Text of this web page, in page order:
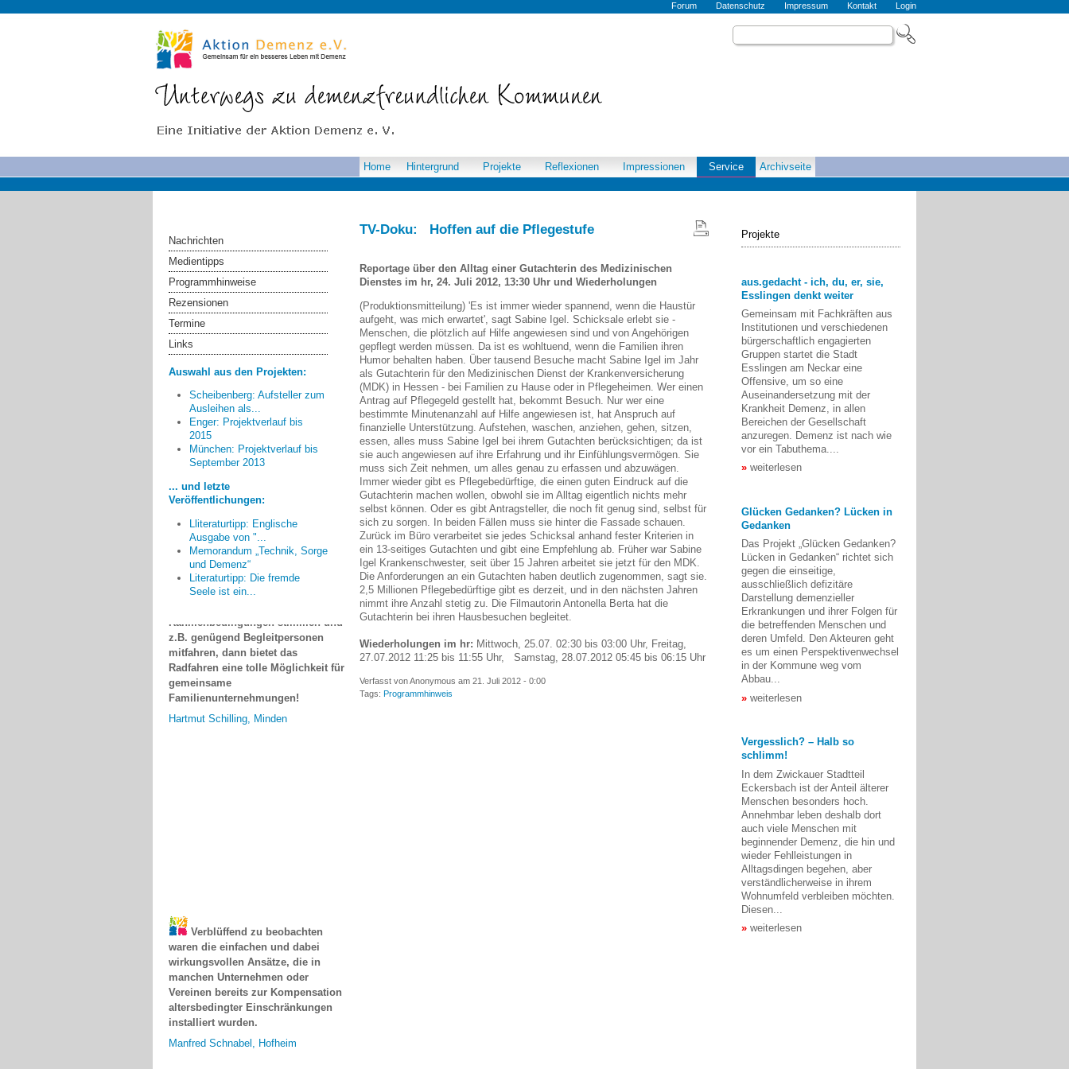
Forum Datenschutz Impressum Kontakt Login
TV-Doku: Hoffen auf die Pflegestufe
Reportage über den Alltag einer Gutachterin des Medizinischen
Dienstes im hr, 24. Juli 2012, 13:30 Uhr und Wiederholungen
(Produktionsmitteilung) 'Es ist immer wieder spannend, wenn die Haustür
aufgeht, was mich erwartet', sagt Sabine Igel. Schicksale erlebt sie -
Menschen, die plötzlich auf Hilfe angewiesen sind und von Angehörigen
gepflegt werden müssen. Da ist es wohltuend, wenn die Familien ihren
Humor behalten haben. Über tausend Besuche macht Sabine Igel im Jahr
als Gutachterin für den Medizinischen Dienst der Krankenversicherung
(MDK) in Hessen - bei Familien zu Hause oder in Pflegeheimen. Wer einen
Antrag auf Pflegegeld gestellt hat, bekommt Besuch. Nur wer eine
bestimmte Minutenanzahl auf Hilfe angewiesen ist, hat Anspruch auf
finanzielle Unterstützung. Aufstehen, waschen, anziehen, gehen, sitzen,
essen, alles muss Sabine Igel bei ihrem Gutachten berücksichtigen; da ist
sie auch angewiesen auf ihre Erfahrung und ihr Einfühlungsvermögen. Sie
muss sich Zeit nehmen, um alles genau zu erfassen und abzuwägen.
Immer wieder gibt es Pflegebedürftige, die einen guten Eindruck auf die
Gutachterin machen wollen, obwohl sie im Alltag eigentlich nichts mehr
selbst können. Oder es gibt Antragsteller, die noch fit genug sind, selbst für
sich zu sorgen. In beiden Fällen muss sie hinter die Fassade schauen.
Zurück im Büro verarbeitet sie jedes Schicksal anhand fester Kriterien in
ein 13-seitiges Gutachten und gibt eine Empfehlung ab. Früher war Sabine
Igel Krankenschwester, seit über 15 Jahren arbeitet sie jetzt für den MDK.
Die Anforderungen an ein Gutachten haben deutlich zugenommen, sagt sie.
2,5 Millionen Pflegebedürftige gibt es derzeit, und in den nächsten Jahren
nimmt ihre Anzahl stetig zu. Die Filmautorin Antonella Berta hat die
Gutachterin bei ihren Hausbesuchen begleitet.
Wiederholungen im hr: Mittwoch, 25.07. 02:30 bis 03:00 Uhr, Freitag,
27.07.2012 11:25 bis 11:55 Uhr, Samstag, 28.07.2012 05:45 bis 06:15 Uhr
Verfasst von Anonymous am 21. Juli 2012 - 0:00
Tags: Programmhinweis
Home Hintergrund Projekte Reflexionen Impressionen Service Archivseite
Nachrichten
Medientipps
Programmhinweise
Rezensionen
Termine
Links
Auswahl aus den Projekten:
Scheibenberg: Aufsteller zum
Ausleihen als...
Enger: Projektverlauf bis
2015
München: Projektverlauf bis
September 2013
... und letzte
Veröffentlichungen:
Lliteraturtipp: Englische
Ausgabe von "...
Memorandum „Technik, Sorge
und Demenz“
Literaturtipp: Die fremde
Seele ist ein...
In der Praxis hat sich sehr
mitfahrende Ehepartner in der
Regel keine Begleitpersonen
ersetzen können. Die Touren
funktionieren viel besser, wenn
Angehörige die Verantwortung für
den erkrankten Partner abgeben
und einfach mitradeln können.
Wenn aber die
z.B. genügend Begleitpersonen
mitfahren, dann bietet das
Radfahren eine tolle Möglichkeit für
gemeinsame
Familienunternehmungen!
Hartmut Schilling, Minden
waren die einfachen und dabei
wirkungsvollen Ansätze, die in
manchen Unternehmen oder
Vereinen bereits zur Kompensation
altersbedingter Einschränkungen
installiert wurden.
Projekte
aus.gedacht - ich, du, er, sie,
Esslingen denkt weiter
Gemeinsam mit Fachkräften aus
Institutionen und verschiedenen
bürgerschaftlich engagierten
Gruppen startet die Stadt
Esslingen am Neckar eine
Offensive, um so eine
Auseinandersetzung mit der
Krankheit Demenz, in allen
Bereichen der Gesellschaft
anzuregen. Demenz ist nach wie
vor ein Tabuthema....
weiterlesen
Glücken Gedanken? Lücken in
Gedanken
Das Projekt „Glücken Gedanken?
Lücken in Gedanken“ richtet sich
gegen die einseitige,
ausschließlich defizitäre
Darstellung demenzieller
Erkrankungen und ihrer Folgen für
die betreffenden Menschen und
deren Umfeld. Den Akteuren geht
es um einen Perspektivenwechsel
in der Kommune weg vom
Abbau...
weiterlesen
Vergesslich? – Halb so
schlimm!
In dem Zwickauer Stadtteil
Eckersbach ist der Anteil älterer
Menschen besonders hoch.
Annehmbar leben deshalb dort
auch viele Menschen mit
beginnender Demenz, die hin und
wieder Fehlleistungen in
Alltagsdingen begehen, aber
verständlicherweise in ihrem
Wohnumfeld verbleiben möchten.
Diesen...
weiterlesen